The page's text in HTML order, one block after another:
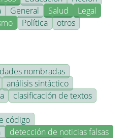
General Salud
Legal
Política otros
nombradas
análisis sintáctico
clasificación de textos
código
detección de noticias falsas